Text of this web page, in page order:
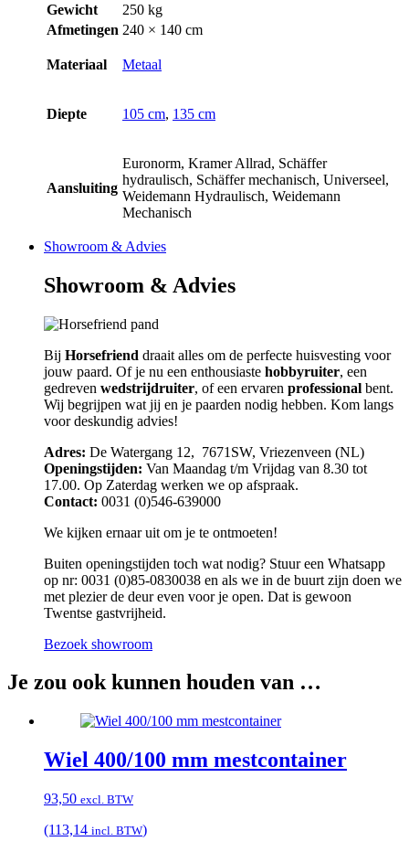
Gewicht
250 kg
Afmetingen 240 × 140 cm
Materiaal Metaal
Diepte 105 cm, 135 cm
Aansluiting
Euronorm, Kramer Allrad, Schäffer
hydraulisch, Schäffer mechanisch, Universeel,
Weidemann Hydraulisch, Weidemann
Mechanisch
Showroom & Advies
Showroom & Advies
Bij Horsefriend draait alles om de perfecte huisvesting voor
jouw paard. Of je nu een enthousiaste hobbyruiter, een
gedreven wedstrijdruiter, of een ervaren professional bent.
Wij begrijpen wat jij en je paarden nodig hebben. Kom langs
voor deskundig advies!
Adres: De Watergang 12, 7671SW, Vriezenveen (NL)
Openingstijden: Van Maandag t/m Vrijdag van 8.30 tot
17.00. Op Zaterdag werken we op afspraak.
Contact: 0031 (0)546-639000
We kijken ernaar uit om je te ontmoeten!
Buiten openingstijden toch wat nodig? Stuur een Whatsapp
op nr: 0031 (0)85-0830038 en als we in de buurt zijn doen we
met plezier de deur even voor je open. Dat is gewoon
Twentse gastvrijheid.
Bezoek showroom
Je zou ook kunnen houden van …
Wiel 400/100 mm mestcontainer
93,50 excl. BTW
(113,14 incl. BTW)